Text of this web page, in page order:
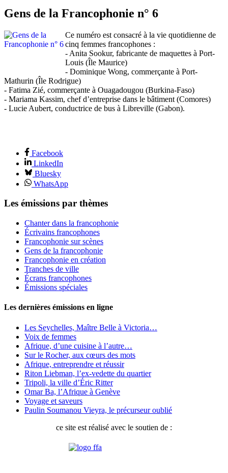
Gens de la Francophonie n° 6
Ce numéro est consacré à la vie quotidienne de
cinq femmes francophones :
- Anita Sookur, fabricante de maquettes à Port-
Louis (Île Maurice)
- Dominique Wong, commerçante à Port-
Mathurin (Île Rodrigue)
- Fatima Zié, commerçante à Ouagadougou (Burkina-Faso)
- Mariama Kassim, chef d’entreprise dans le bâtiment (Comores)
- Lucie Aubert, conductrice de bus à Libreville (Gabon).
Facebook
LinkedIn
Bluesky
WhatsApp
Les émissions par thèmes
Chanter dans la francophonie
Écrivains francophones
Francophonie sur scènes
Gens de la francophonie
Francophonie en création
Tranches de ville
Écrans francophones
Émissions spéciales
Les dernières émissions en ligne
Les Seychelles, Maître Belle à Victoria…
Voix de femmes
Afrique, d’une cuisine à l’autre…
Sur le Rocher, aux cœurs des mots
Afrique, entreprendre et réussir
Riton Liebman, l’ex-vedette du quartier
Tripoli, la ville d’Éric Ritter
Omar Ba, l’Afrique à Genève
Voyage et saveurs
Paulin Soumanou Vieyra, le précurseur oublié
ce site est réalisé avec le soutien de :